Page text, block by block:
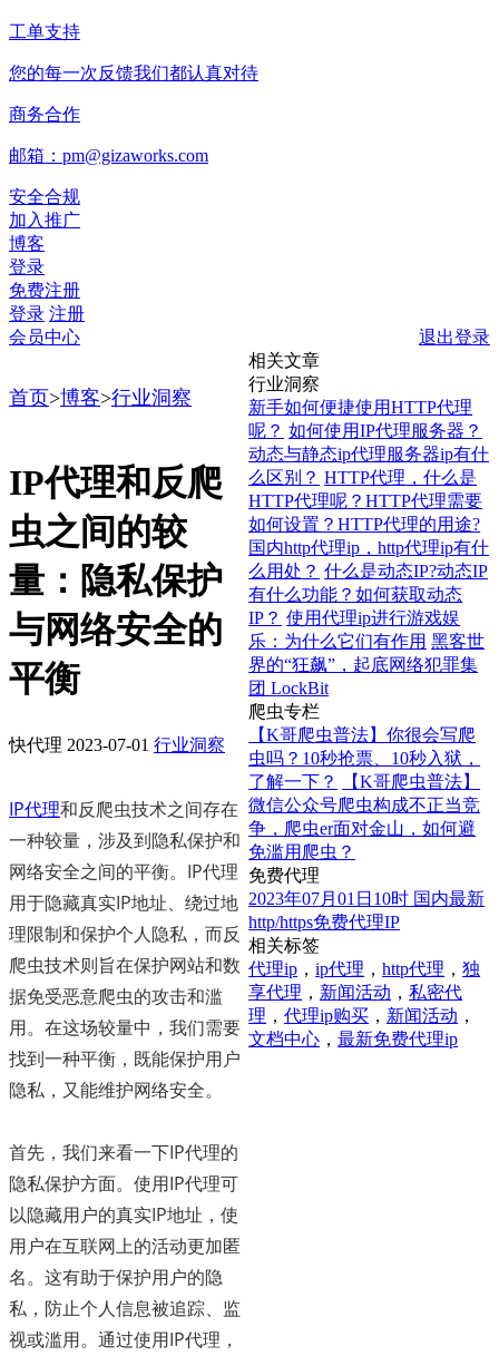
工单支持
您的每一次反馈我们都认真对待
商务合作
邮箱：pm@gizaworks.com
安全合规
加入推广
博客
登录
免费注册
登录 注册
会员中心
退出登录
首页>博客>行业洞察
IP代理和反爬
虫之间的较
量：隐私保护
与网络安全的
平衡
快代理 2023-07-01 行业洞察
IP代理和反爬虫技术之间存在
一种较量，涉及到隐私保护和
网络安全之间的平衡。IP代理
用于隐藏真实IP地址、绕过地
理限制和保护个人隐私，而反
爬虫技术则旨在保护网站和数
据免受恶意爬虫的攻击和滥
用。在这场较量中，我们需要
找到一种平衡，既能保护用户
隐私，又能维护网络安全。
首先，我们来看一下IP代理的
隐私保护方面。使用IP代理可
以隐藏用户的真实IP地址，使
用户在互联网上的活动更加匿
名。这有助于保护用户的隐
私，防止个人信息被追踪、监
视或滥用。通过使用IP代理，
相关文章
行业洞察
新手如何便捷使用HTTP代理
呢？ 如何使用IP代理服务器？
动态与静态ip代理服务器ip有什
么区别？ HTTP代理，什么是
HTTP代理呢？HTTP代理需要
如何设置？HTTP代理的用途?
国内http代理ip，http代理ip有什
么用处？ 什么是动态IP?动态IP
有什么功能？如何获取动态
IP？ 使用代理ip进行游戏娱
乐：为什么它们有作用 黑客世
界的“狂飙”，起底网络犯罪集
团 LockBit
爬虫专栏
【K哥爬虫普法】你很会写爬
虫吗？10秒抢票、10秒入狱，
了解一下？
【K哥爬虫普法】
微信公众号爬虫构成不正当竞
争，爬虫er面对金山，如何避
免滥用爬虫？
免费代理
2023年07月01日10时 国内最新
http/https免费代理IP
相关标签
代理ip ，ip代理 ，http代理 ，独
享代理 ， 新闻活动 ，私密代
理 ，代理ip购买 ， 新闻活动 ，
文档中心 ，最新免费代理ip